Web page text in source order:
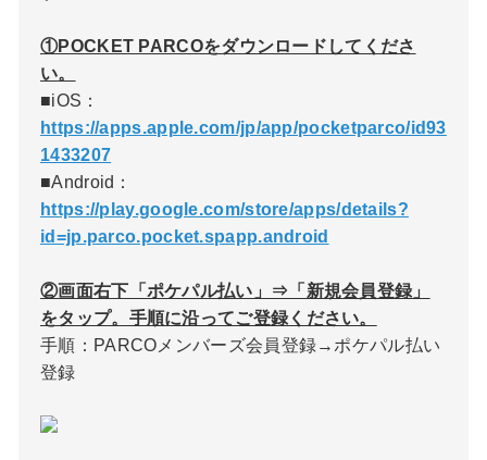
①POCKET PARCOをダウンロードしてくださ
い。
■iOS：
https://apps.apple.com/jp/app/pocketparco/id93
1433207
■Android：
https://play.google.com/store/apps/details?
id=jp.parco.pocket.spapp.android
②画面右下「ポケパル払い」⇒「新規会員登録」
をタップ。手順に沿ってご登録ください。
手順：PARCOメンバーズ会員登録→ポケパル払い
登録